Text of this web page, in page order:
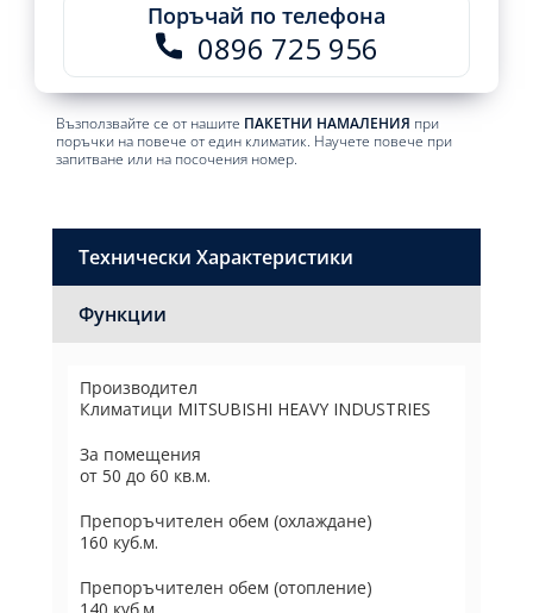
Поръчай по телефона
0896 725 956
Възползвайте се от нашите ПАКЕТНИ НАМАЛЕНИЯ при
поръчки на повече от един климатик. Научете повече при
запитване или на посочения номер.
Технически Характеристики
Функции
Производител
Климатици MITSUBISHI HEAVY INDUSTRIES
За помещения
от 50 до 60 кв.м.
Препоръчителен обем (охлаждане)
160 куб.м.
Препоръчителен обем (отопление)